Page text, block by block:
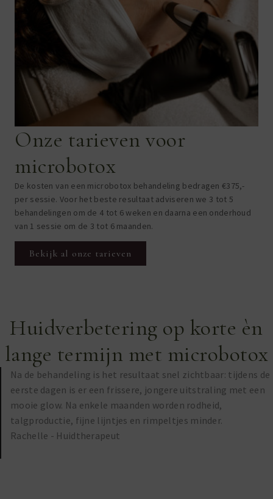
Onze tarieven voor
microbotox
De kosten van een microbotox behandeling bedragen €375,-
per sessie. Voor het beste resultaat adviseren we 3 tot 5
behandelingen om de 4 tot 6 weken en daarna een onderhoud
van 1 sessie om de 3 tot 6 maanden.
Bekijk al onze tarieven
Huidverbetering op korte èn
lange termijn met microbotox
Na de behandeling is het resultaat snel zichtbaar: tijdens de
eerste dagen is er een frissere, jongere uitstraling met een
mooie glow. Na enkele maanden worden rodheid,
talgproductie, fijne lijntjes en rimpeltjes minder.
Rachelle - Huidtherapeut